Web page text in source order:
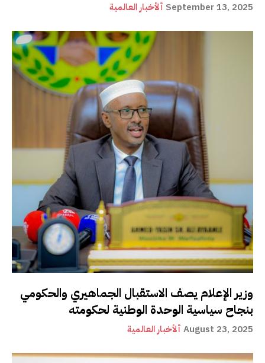
ألأخبار العالمية September 13, 2025
وزير الإعلام يصف الاستقبال الجماهيري والحكومي
بنجاح سياسية الوحدة الوطنية لحكومته
ألأخبار العالمية August 23, 2025